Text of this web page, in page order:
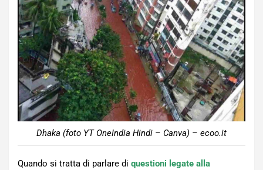
Dhaka (foto YT OneIndia Hindi – Canva) – ecoo.it
Quando si tratta di parlare di questioni legate alla